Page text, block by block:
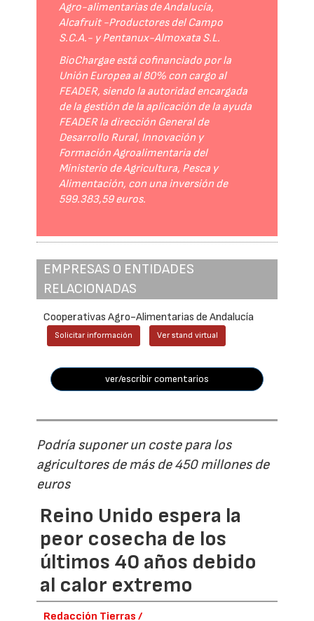
Agro-alimentarias de Andalucía,
Alcafruit -Productores del Campo
S.C.A.- y Pentanux-Almoxata S.L.
BioChargae está cofinanciado por la
Unión Europea al 80% con cargo al
FEADER, siendo la autoridad encargada
de la gestión de la aplicación de la ayuda
FEADER la dirección General de
Desarrollo Rural, Innovación y
Formación Agroalimentaria del
Ministerio de Agricultura, Pesca y
Alimentación, con una inversión de
599.383,59 euros.
EMPRESAS O ENTIDADES
RELACIONADAS
Cooperativas Agro-Alimentarias de Andalucía
Solicitar información Ver stand virtual
ver/escribir comentarios
Podría suponer un coste para los
agricultores de más de 450 millones de
euros
Reino Unido espera la
peor cosecha de los
últimos 40 años debido
al calor extremo
Redacción Tierras /